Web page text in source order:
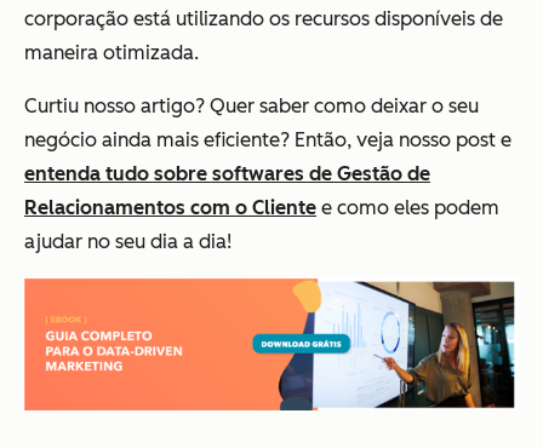
corporação está utilizando os recursos disponíveis de
maneira otimizada.
Curtiu nosso artigo? Quer saber como deixar o seu
negócio ainda mais eficiente? Então, veja nosso post e
entenda tudo sobre softwares de Gestão de
Relacionamentos com o Cliente e como eles podem
ajudar no seu dia a dia!